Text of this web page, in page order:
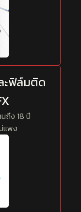
ะฟิล์มติด
ถึง 18 ปี
แพง